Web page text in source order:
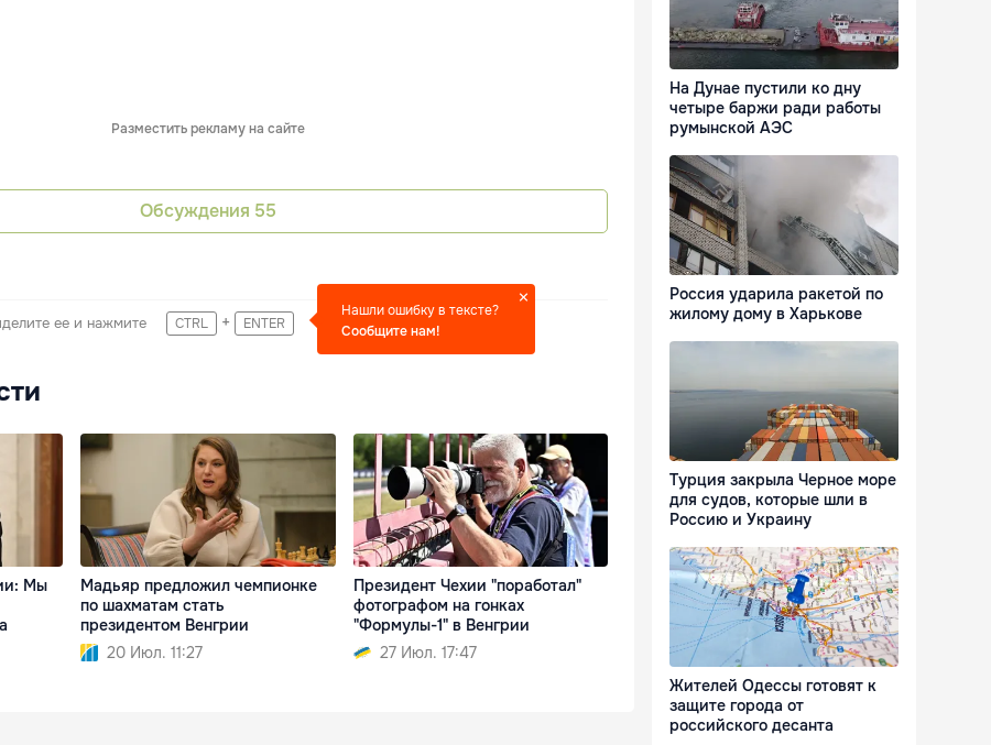
Разместить рекламу на сайте
Обсуждения 55
ее и нажмите CTRL + ENTER
Нашли ошибку в тексте?
Сообщите нам!
Мы
Мадьяр предложил чемпионке
по шахматам стать
президентом Венгрии
20 Июл. 11:27
Президент Чехии "поработал"
фотографом на гонках
"Формулы-1" в Венгрии
27 Июл. 17:47
На Дунае пустили ко дну
четыре баржи ради работы
румынской АЭС
Россия ударила ракетой по
жилому дому в Харькове
Турция закрыла Черное море
для судов, которые шли в
Россию и Украину
Жителей Одессы готовят к
защите города от
российского десанта